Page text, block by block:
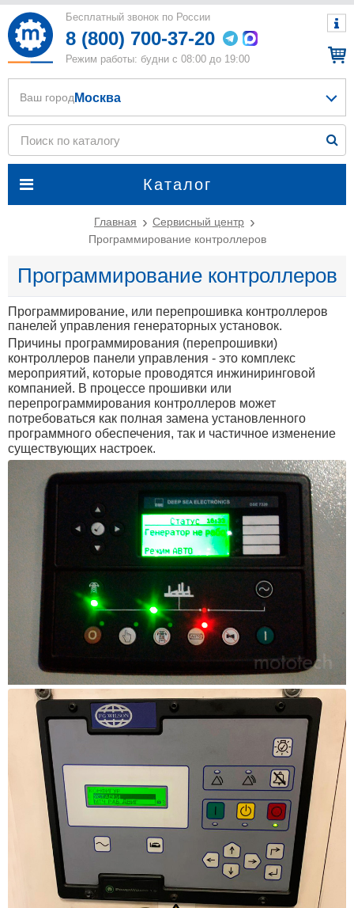
Бесплатный звонок по России
8 (800) 700-37-20
Режим работы: будни с 08:00 до 19:00
Каталог
Ваш город Москва
Главная
Сервисный центр
Программирование контроллеров
Программирование контроллеров
Программирование, или перепрошивка контроллеров
панелей управления генераторных установок.
Причины программирования (перепрошивки)
контроллеров панели управления - это комплекс
мероприятий, которые проводятся инжиниринговой
компанией. В процессе прошивки или
перепрограммирования контроллеров может
потребоваться как полная замена установленного
программного обеспечения, так и частичное изменение
существующих настроек.